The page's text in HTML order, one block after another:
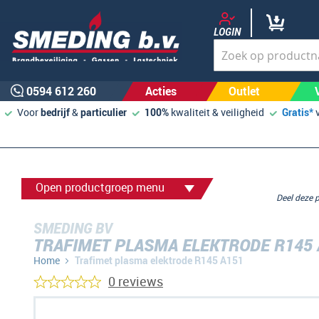
LOGIN
0594 612 260 Acties Outlet
Voorbedrijf&particulier 100% kwaliteit & veiligheid Gratis*
Open productgroep menu
SMEDING BV
TRAFIMET PLASMA ELEKTRODE
Home Trafimet plasma elektrode R145 A151
Deel
0 reviews
Ga